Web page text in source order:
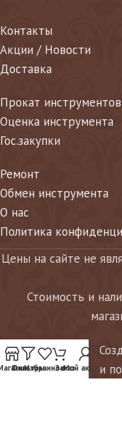
Контакты
Акции / Новости
Доставка
Прокат инструментов
Оценка инструмента
Гос.закупки
Ремонт
Обмен инструмента
О нас
Политика
Цены на сайте не
Стоимость и
и
Фильтры
ИзбранноеЗаказ
Мой аккаунт